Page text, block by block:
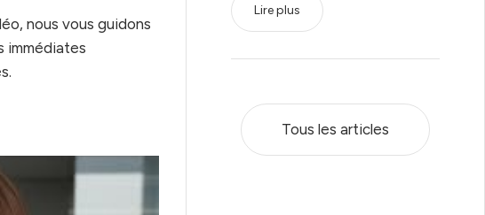
nous vous guidons
immédiates
Lire plus
Tous les articles